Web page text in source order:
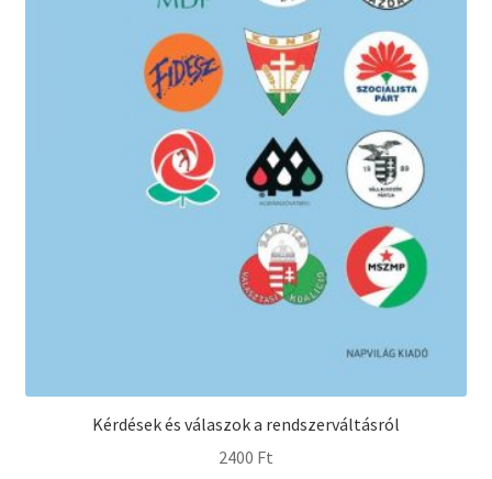
Kérdések és válaszok a rendszerváltásról
2400 Ft